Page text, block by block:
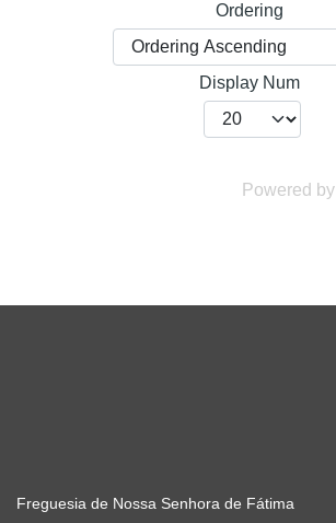
Ordering
Display Num
Powered by
Freguesia de Nossa Senhora de Fátima